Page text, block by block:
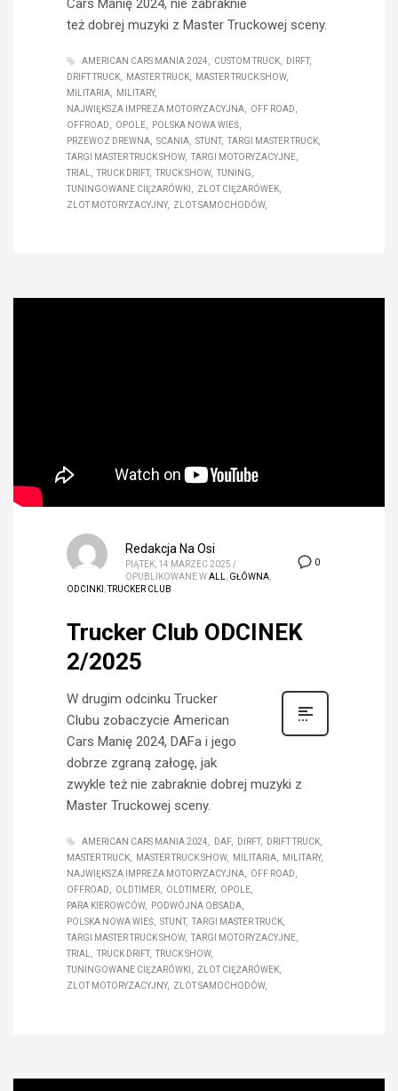
też dobrej muzyki z Master Truckowej sceny.
AMERICAN CARS MANIA 2024 CUSTOM TRUCK
DIRFT
DRIFT TRUCK
MASTER TRUCK
MASTER TRUCK SHOW
MILITARIA
MILITARY
NAJWIĘKSZA IMPREZA MOTORYZACYJNA
OFF ROAD
OFFROAD
OPOLE
POLSKA NOWA WIEŚ
PRZEWOZ DREWNA
SCANIA STUNT
TARGI MASTER TRUCK
TARGI MASTER TRUCK SHOW
TARGI MOTORYZACYJNE
TRIAL
TRUCK DRIFT TRUCK SHOW
TUNING
TUNINGOWANE CIĘŻARÓWKI
ZLOT CIĘŻARÓWEK
ZLOT MOTORYZACYJNY
ZLOT SAMOCHODÓW
0
Redakcja Na Osi
PIĄTEK, 14 MARZEC 2025 /
OPUBLIKOWANE WALL GŁÓWNA
ODCINKI ,TRUCKER CLUB
Trucker Club ODCINEK
2/2025
W drugim odcinku Trucker
Clubu zobaczycie American
Cars Manię 2024, DAFa i jego
dobrze zgraną załogę, jak
zwykle też nie zabraknie dobrej muzyki z
Master Truckowej sceny.
AMERICAN CARS MANIA 2024 DAF DIRFT
DRIFT TRUCK
MASTER TRUCK
MASTER TRUCK SHOW MILITARIA
MILITARY
NAJWIĘKSZA IMPREZA MOTORYZACYJNA
OFF ROAD
OFFROAD
OLDTIMER OLDTIMERY
OPOLE
PARA KIEROWCÓW
PODWÓJNA OBSADA
POLSKA NOWA WIEŚ
STUNT
TARGI MASTER TRUCK
TARGI MASTER TRUCK SHOW
TARGI MOTORYZACYJNE
TRIAL
TRUCK DRIFT
TRUCK SHOW
TUNINGOWANE CIĘŻARÓWKI
ZLOT CIĘŻARÓWEK
ZLOT MOTORYZACYJNY
ZLOT SAMOCHODÓW